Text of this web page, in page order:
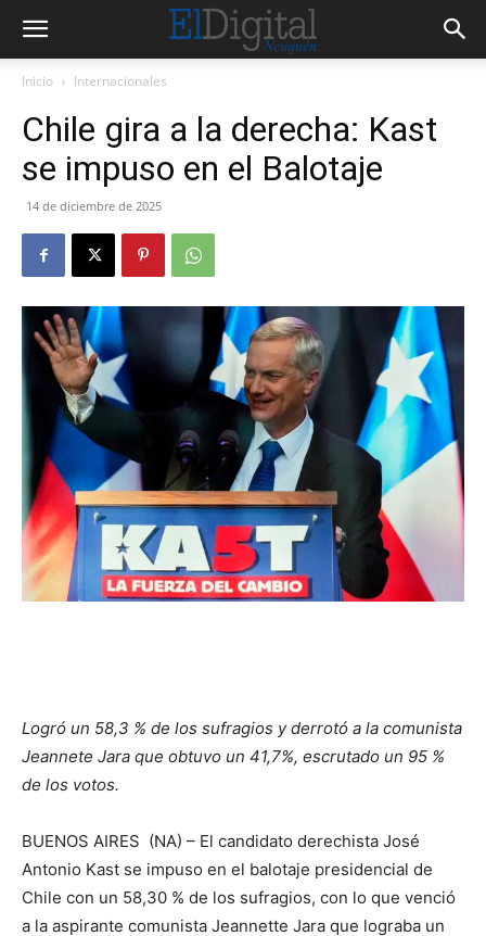
Inicio Internacionales
Chile gira a la derecha: Kast
se impuso en el Balotaje
14 de diciembre de 2025
Logró un 58,3 % de los sufragios y derrotó a la comunista
Jeannete Jara que obtuvo un 41,7%, escrutado un 95 %
de los votos.
BUENOS AIRES (NA) – El candidato derechista José
Antonio Kast se impuso en el balotaje presidencial de
Chile con un 58,30 % de los sufragios, con lo que venció
a la aspirante comunista Jeannette Jara que lograba un